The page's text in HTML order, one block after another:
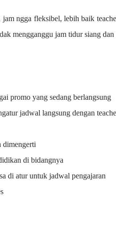
ngga fleksibel, lebih baik
mengganggu jam tidur siang
promo yang sedang berlangsung
jadwal langsung dengan
dimengerti
di bidangnya
di atur untuk jadwal pengajaran